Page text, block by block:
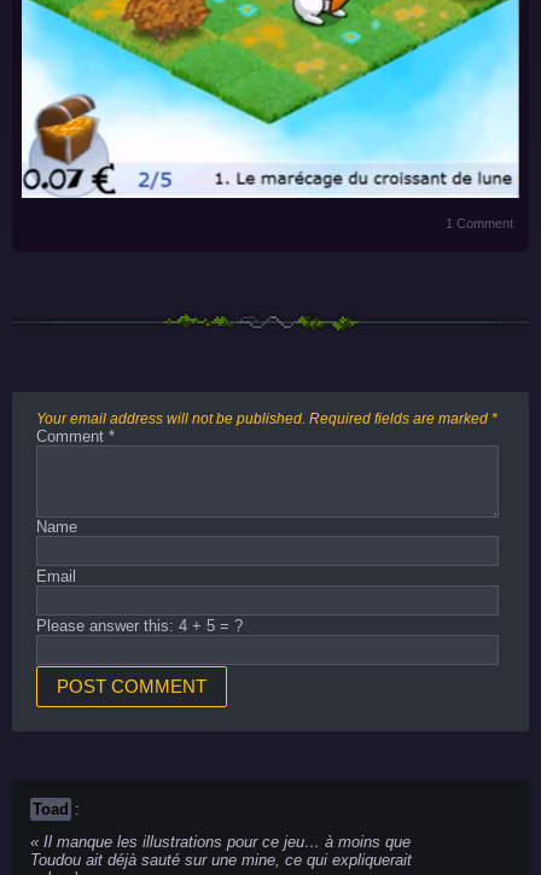
1 Comment
Your email address will not be published. Required fields are marked *
Comment *
Name
Email
Please answer this: 4 + 5 = ?
Toad :
Il manque les illustrations pour ce jeu… à moins que
Toudou ait déjà sauté sur une mine, ce qui expliquerait